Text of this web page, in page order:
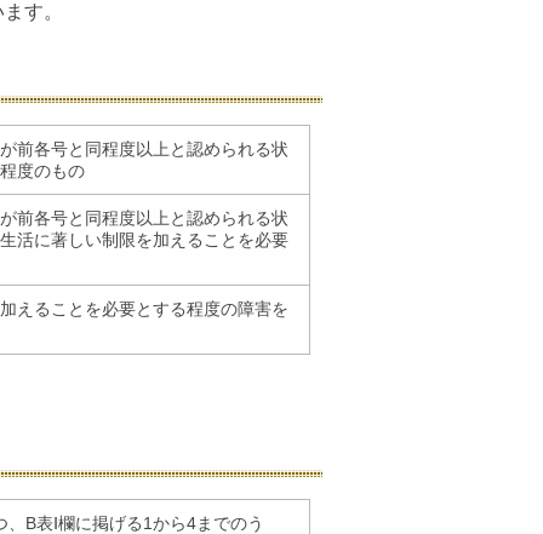
す。
前各号と同程度以上と認められる状
度のもの
前各号と同程度以上と認められる状
活に著しい制限を加えることを必要
えることを必要とする程度の障害を
B表Ⅰ欄に掲げる1から4までのう